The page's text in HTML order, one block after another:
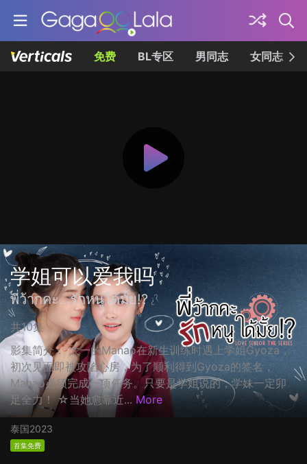
免费 BL专区 男同志 女同志
学姐可以爱我吗
พี่ว้ากคะ…รักหนูได้มั้ย!?
共10集
影集简介： 大一的Manao在新生训练时遇上学姐Gyoza，
初次见面即被攻陷心房，为了顺利得到Gyoza的签名，
Manao必须完成一项任务。只要是学姐说的，学妹一定卯
足全力！ ☆当她愈靠近... More
泰国2023
首集免费